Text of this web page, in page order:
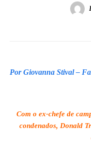
Por Giovanna Stival –
Com o ex-chefe de
condenados, Donald